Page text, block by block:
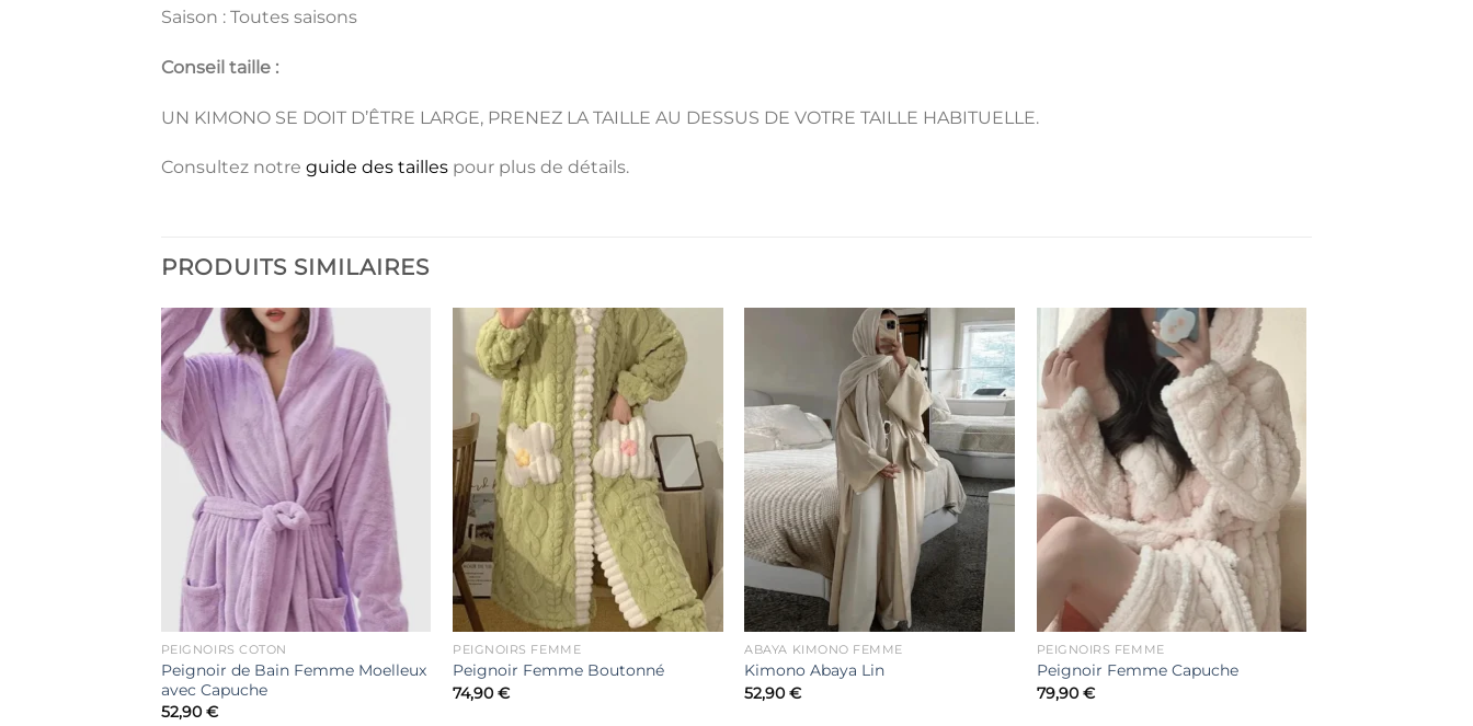
Saison : Toutes saisons
Conseil taille :
UN KIMONO SE DOIT D’ÊTRE LARGE, PRENEZ LA TAILLE AU DESSUS DE VOTRE TAILLE HABITUELLE.
Consultez notre guide des tailles pour plus de détails.
PRODUITS SIMILAIRES
Ajouter
à la liste
de
souhaits
PEIGNOIRS COTON
Peignoir de Bain Femme Moelleux
avec Capuche
52,90€
Ajouter
à la liste
de
PEIGNOIRS FEMME
Peignoir Femme Boutonné
74,90€
Ajouter
à la liste
de
souhaits
ABAYA KIMONO FEMME
Kimono Abaya Lin
52,90€
Ajouter
à la liste
souhaits
PEIGNOIRS FEMME
Peignoir Femme Capuche
79,90€